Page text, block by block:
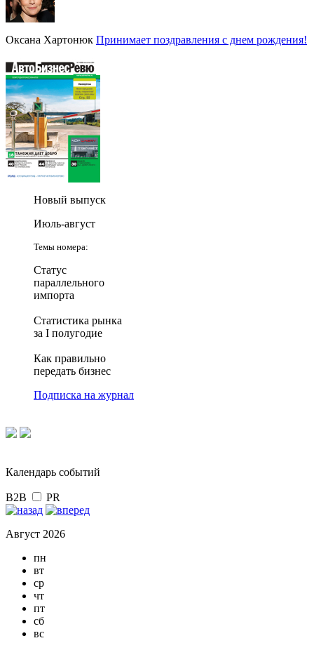
Оксана Хартонюк Принимает поздравления с днем рождения!
Новый выпуск
Июль-август
Темы номера:
Статус
параллельного
импорта
Статистика рынка
за I полугодие
Как правильно
передать бизнес
Подписка на журнал
Календарь событий
B2B PR
Август 2026
пн
вт
ср
чт
пт
сб
вс